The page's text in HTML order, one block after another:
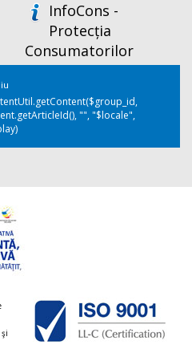
InfoCons -
Protecția
Consumatorilor
"", "$locale",